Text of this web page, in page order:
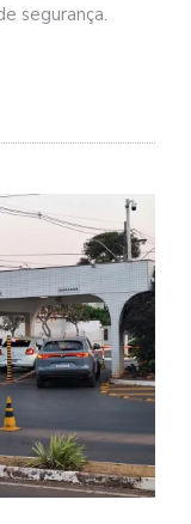
segurança.